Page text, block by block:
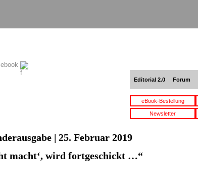
Editorial 2.0 Forum
eBook-Bestellung
Newsletter
| 25. Februar 2019
macht‘, wird fortgeschickt …“